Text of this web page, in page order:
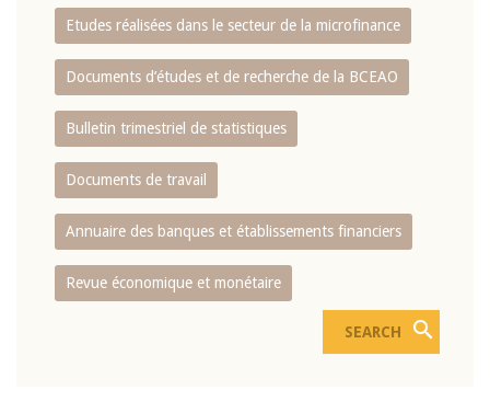
Etudes réalisées dans le secteur de la microfinance
Documents d’études et de recherche de la BCEAO
Bulletin trimestriel de statistiques
Documents de travail
Annuaire des banques et établissements financiers
Revue économique et monétaire